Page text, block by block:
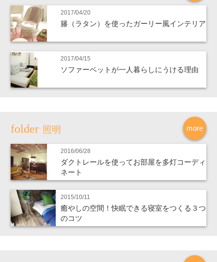
2017/04/20
籐（ラタン）を使ったガーリー風インテリア
2017/04/15
ソファーベットが一人暮らしにうける理由
more
照明
2016/06/28
ダクトレールを使ってお部屋を多灯コーディ
ネート
2015/10/11
癒やしの空間！快眠できる寝室をつくる３つ
のコツ